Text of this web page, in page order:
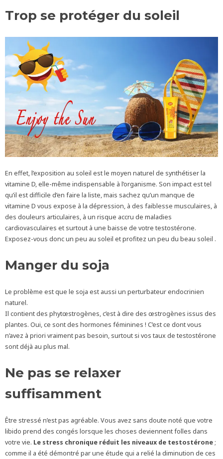
Trop se protéger du soleil
En effet, l’exposition au soleil est le moyen naturel de synthétiser la
vitamine D, elle-même indispensable à l’organisme. Son impact est tel
qu’il est difficile d’en faire la liste, mais sachez qu’un manque de
vitamine D vous expose à la dépression, à des faiblesse musculaires, à
des douleurs articulaires, à un risque accru de maladies
cardiovasculaires et surtout à une baisse de votre testostérone.
Exposez-vous donc un peu au soleil et profitez un peu du beau soleil .
Manger du soja
Le problème est que le soja est aussi un perturbateur endocrinien
naturel.
Il contient des phytœstrogènes, c’est à dire des œstrogènes issus des
plantes. Oui, ce sont des hormones féminines ! C’est ce dont vous
n’avez à priori vraiment pas besoin, surtout si vos taux de testostérone
sont déjà au plus mal.
Ne pas se relaxer
suffisamment
Être stressé n’est pas agréable. Vous avez sans doute noté que votre
libido prend des congés lorsque les choses deviennent folles dans
votre vie. Le stress chronique réduit les niveaux de testostérone;
comme il a été démontré par une étude qui a relié la diminution de ces